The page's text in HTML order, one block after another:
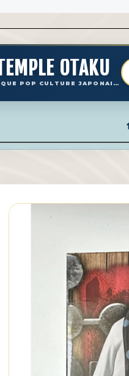
OTAKU
BOUTIQUE POP CULTURE JAPONAISE